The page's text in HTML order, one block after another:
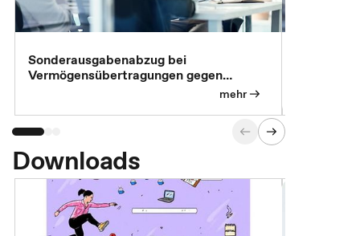
Sonderausgabenabzug bei
Vermögensübertragungen gegen
mehr
Downloads